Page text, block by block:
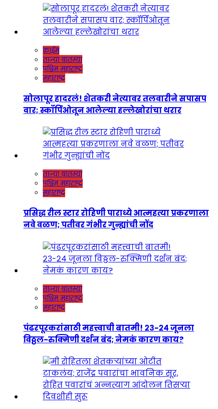
क्राईम
ताज्या बातम्या
पश्चिम महाराष्ट्र
महाराष्ट्र
सोलापूर हादरलं! शेतकरी नेत्यावर तलवारीने सपासप
वार; स्कॉर्पिओतून आलेल्या हल्लेखोरांचा थरार
ताज्या बातम्या
पश्चिम महाराष्ट्र
महाराष्ट्र
प्रसिद्ध रील स्टार रोहिणी पाराध्ये आत्महत्या प्रकरणाला
नवे वळण; पतीवर गंभीर गुन्ह्यांची नोंद
ताज्या बातम्या
पश्चिम महाराष्ट्र
महाराष्ट्र
पंढरपूरकरांसाठी महत्त्वाची बातमी! २३-२४ जूनला
विठ्ठल-रुक्मिणी दर्शन बंद; नेमकं कारण काय?